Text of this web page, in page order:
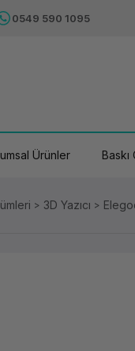
0549 590 1095
Ürünler
3D Yazıcı